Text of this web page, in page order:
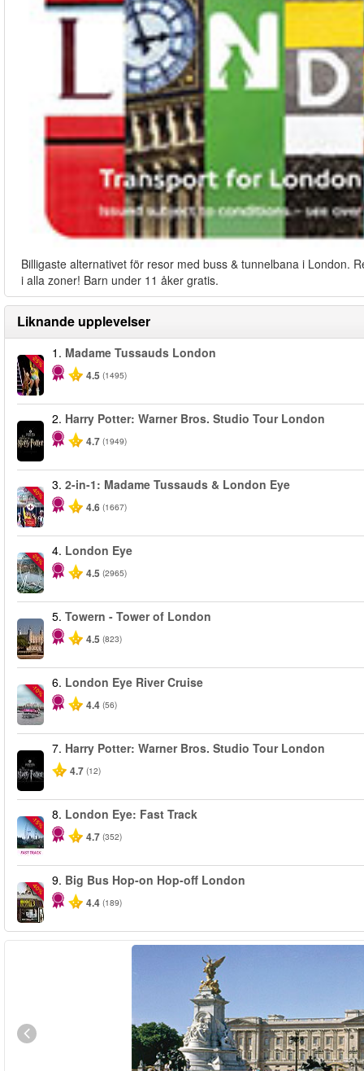
Billigaste alternativet för resor med buss & tunnelbana i London.
i alla zoner! Barn under 11 åker gratis.
Liknande upplevelser
-25%
1. Madame Tussauds London
4.5 (1495)
2. Harry Potter: Warner Bros. Studio Tour London
4.7 (1949)
-40%
3. 2-in-1: Madame Tussauds & London Eye
4.6 (1667)
-25%
4. London Eye
4.5 (2965)
5. Towern - Tower of London
4.5 (823)
-10%
6. London Eye River Cruise
4.4 (56)
7. Harry Potter: Warner Bros. Studio Tour London
4.7 (12)
-15%
8. London Eye: Fast Track
4.7 (352)
-40%
9. Big Bus Hop-on Hop-off London
4.4 (189)